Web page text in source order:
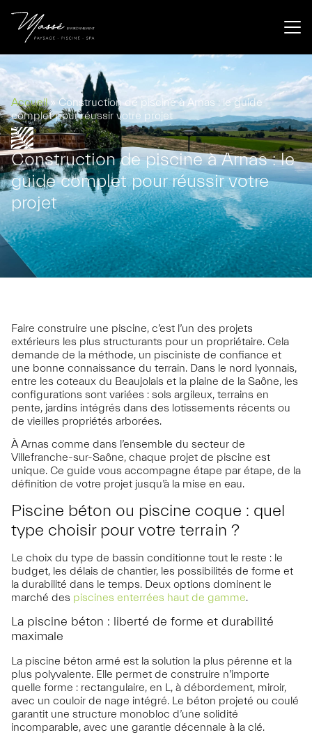
Ambérieux d'Azergues
04 74 60 23 22
Accueil» Construction de piscine à Arnas : le guide
complet pour réussir votre projet
Construction de piscine à Arnas : le
guide complet pour réussir votre
projet
Faire construire une piscine, c’est l’un des projets
extérieurs les plus structurants pour un propriétaire. Cela
demande de la méthode, un pisciniste de confiance et
une bonne connaissance du terrain. Dans le nord lyonnais,
entre les coteaux du Beaujolais et la plaine de la Saône, les
configurations sont variées : sols argileux, terrains en
pente, jardins intégrés dans des lotissements récents ou
de vieilles propriétés arborées.
À Arnas comme dans l’ensemble du secteur de
Villefranche-sur-Saône, chaque projet de piscine est
unique. Ce guide vous accompagne étape par étape, de la
définition de votre projet jusqu’à la mise en eau.
Piscine béton ou piscine coque : quel
type choisir pour votre terrain ?
Le choix du type de bassin conditionne tout le reste : le
budget, les délais de chantier, les possibilités de forme et
la durabilité dans le temps. Deux options dominent le
marché des piscines enterrées haut de gamme.
La piscine béton : liberté de forme et durabilité
maximale
La piscine béton armé est la solution la plus pérenne et la
plus polyvalente. Elle permet de construire n’importe
quelle forme : rectangulaire, en L, à débordement, miroir,
avec un couloir de nage intégré. Le béton projeté ou coulé
garantit une structure monobloc d’une solidité
incomparable, avec une garantie décennale à la clé.